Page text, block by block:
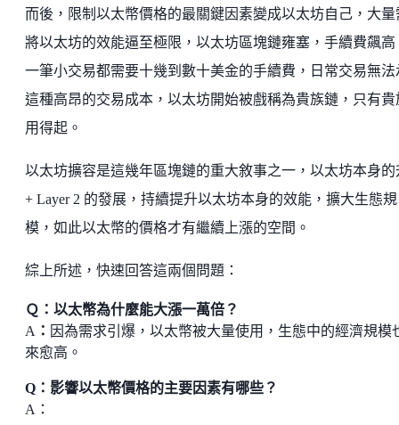
而後，限制以太幣價格的最關鍵因素變成以太坊自己，大量
將以太坊的效能逼至極限，以太坊區塊鏈雍塞，手續費飆高
一筆小交易都需要十幾到數十美金的手續費，日常交易無法
這種高昂的交易成本，以太坊開始被戲稱為貴族鏈，只有貴
用得起。
以太坊擴容是這幾年區塊鏈的重大敘事之一，以太坊本身的
+ Layer 2 的發展，持續提升以太坊本身的效能，擴大生態規
模，如此以太幣的價格才有繼續上漲的空間。
綜上所述，快速回答這兩個問題：
Ｑ：以太幣為什麼能大漲一萬倍？
A ： 因為需求引爆，以太幣被大量使用，生態中的經濟規模
來愈高。
Q：影響以太幣價格的主要因素有哪些？
A：